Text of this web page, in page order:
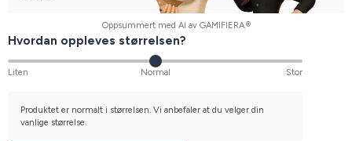
Oppsummert med AI av GAMIFIERA.®
Hvordan oppleves størrelsen?
Liten Normal Stor
Produktet er normalt i størrelsen. Vi anbefaler at du velger din
vanlige størrelse.